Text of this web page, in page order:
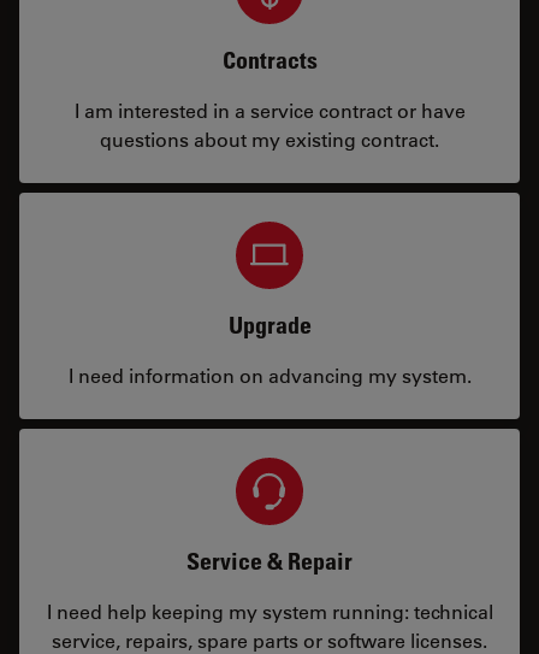
Contracts
I am interested in a service contract or have
questions about my existing contract.
Upgrade
I need information on advancing my system.
Service & Repair
I need help keeping my system running: technical
service, repairs, spare parts or software licenses.